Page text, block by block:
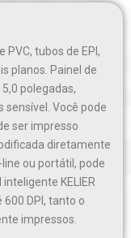
PVC, tubos de EPI,
planos. Painel de
polegadas,
sensível. Você pode
ser impresso
diretamente
ou portátil, pode
KELIER
DPI, tanto o
impressos.